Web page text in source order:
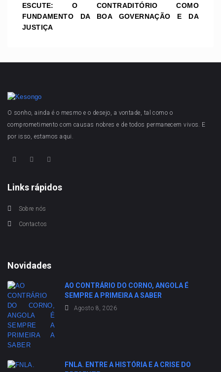
ESCUTE: O CONTRADITÓRIO COMO
FUNDAMENTO DA BOA GOVERNAÇÃO E DA
JUSTIÇA
O sonho, ainda é o mesmo e o desejo, a vontade, tal como o
comprometimento com causas nobres e de todos permanecem vivos. E
por isso, estamos aqui.
Links rápidos
Sobre nós
Contactos
Novidades
AO CONTRÁRIO DO CORNO, ANGOLA É
SEMPRE A PRIMEIRA A SABER
Agosto 8, 2026
FNLA. ENTRE A HISTÓRIA E A CRISE DO